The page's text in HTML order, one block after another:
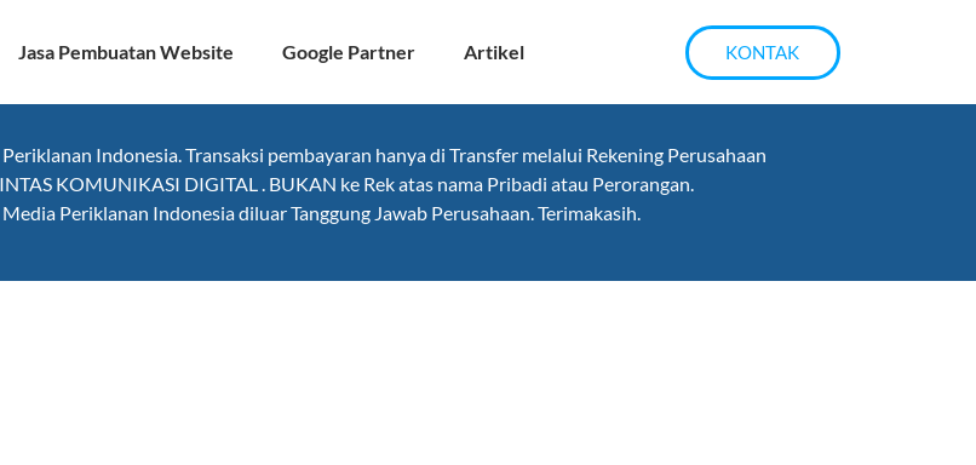
Jasa Pembuatan Website Google Partner Artikel KONTAK
Indonesia. Transaksi pembayaran hanya di Transfer melalui Rekening Perusahaan
KOMUNIKASI DIGITAL . BUKAN ke Rek atas nama Pribadi atau Perorangan.
Periklanan Indonesia diluar Tanggung Jawab Perusahaan. Terimakasih.